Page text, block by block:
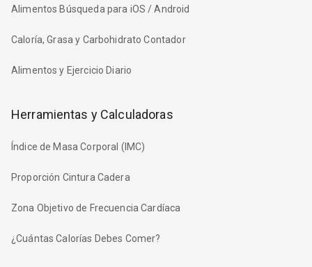
Alimentos Búsqueda para iOS / Android
Caloría, Grasa y Carbohidrato Contador
Alimentos y Ejercicio Diario
Herramientas y Calculadoras
Índice de Masa Corporal (IMC)
Proporción Cintura Cadera
Zona Objetivo de Frecuencia Cardíaca
¿Cuántas Calorías Debes Comer?